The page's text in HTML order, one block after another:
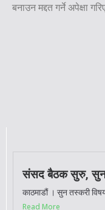
बनाउन मद्दत गर्ने अपेक्षा
संसद बैठक सुरु, सुन
काठमाडौं । सुन तस्करी
Read More